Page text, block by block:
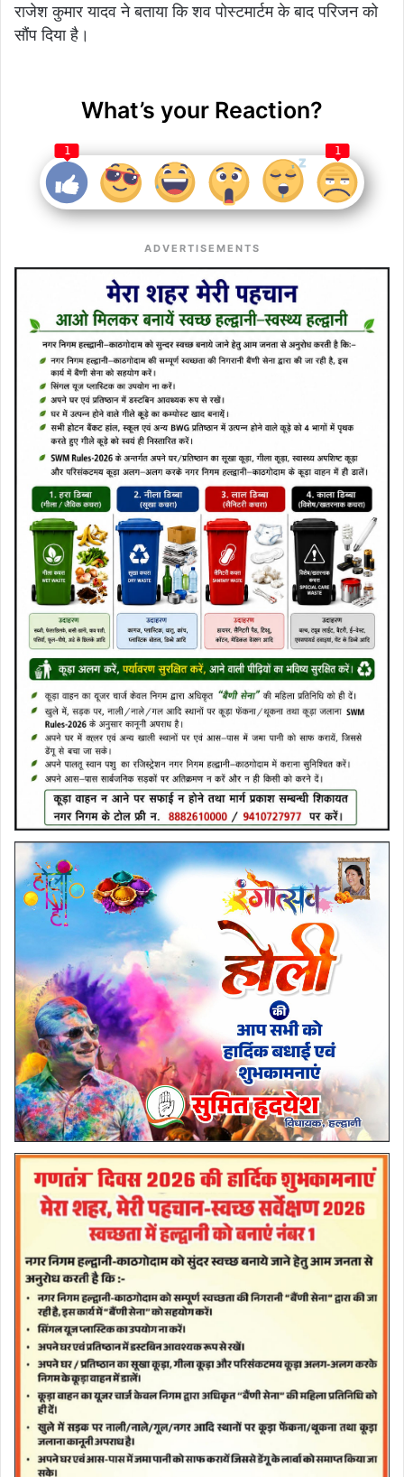
राजेश कुमार यादव ने बताया कि शव पोस्टमार्टम के बाद परिजन को
सौंप दिया है।
What’s your Reaction?
1 1
ADVERTISEMENTS